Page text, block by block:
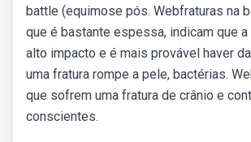
battle (equimose pós. Webfraturas na
que é bastante espessa, indicam que
alto impacto e é mais provável haver
uma fratura rompe a pele, bactérias.
que sofrem uma fratura de crânio e
conscientes.